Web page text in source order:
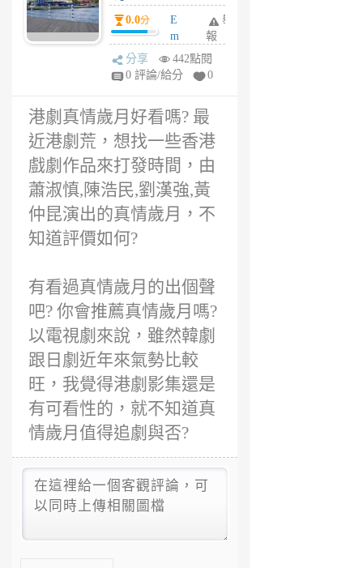
0.0分
E
m
m
a
前
舉
報
分享
442點閱
0 評論/給分
0
港劇真情歲月好看嗎? 最
近港劇荒，想找一些香港
戲劇作品來打發時間，由
蕭淑慎,陳浩民,劉漢強,黃
仲昆演出的真情歲月，不
知道評價如何?
有看過真情歲月的出個聲
吧? 你會推薦真情歲月嗎?
以電視劇來說，雖然韓劇
跟日劇近年來氣勢比較
旺，我覺得港劇影集還是
有可看性的，就不知道真
情歲月值得追劇與否?